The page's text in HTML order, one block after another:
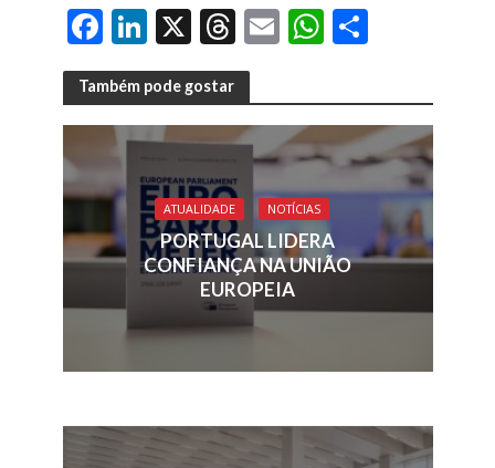
F
ac
e
b
o
o
k
Li
n
k
e
dI
n
X T
h
re
a
d
s
E
ai
l
W
at
s
A
p
p
S
ar
e
Também pode gostar
ATUALIDADE NOTÍCIAS
PORTUGAL LIDERA
CONFIANÇA NA UNIÃO
EUROPEIA